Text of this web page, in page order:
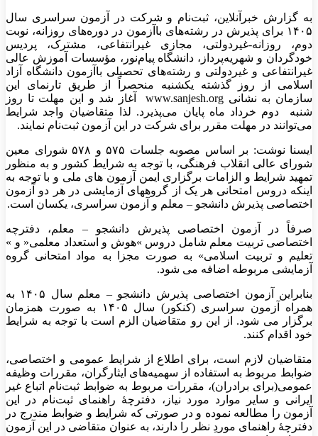
به گزارش خبرآنلاین، ثبت‌نام‌ و شرکت‌ در آزمون‌ سراسری‌ سال
۱۴۰۵ برای‌ پذیرش در رشته‌های باآزمون در دوره‌های‌ روزانه، نوبت
‌دوم، روزانه-غیردولتی، مجازی غیرانتفاعی، مشترک، پردیس
خودگردان و شهریه‌پرداز، دانشگاه‌ پیام‌نور، مؤسسات‌ آموزش‌ عالی‌
غیرانتفاعی‌ و غیردولتی و رشته‌های تحصیلی باآزمون دانشگاه آزاد
اسلامی از روز گذشته یکشنبه منحصراً از طریق تارنمای این
سازمان به نشانی www.sanjesh.org آغاز شد و این مهلت تا روز
شنبه دوم خرداد ماه پایان می‌پذیرد. لذا متقاضیان واجد شرایط
می‌توانند در مهلت مقرر برای شرکت در این آزمون ثبت‌نام نمایند.
ایسنا نوشت: بر اساس مصوبه جلسات ۵۷۵ و ۵۷۸ شورای معین
شورای عالی انقلاب فرهنگی، با توجه به شرایط کشور و به منظور
تمهید شرایط و الزامات برگزاری ایمن آزمون های ملی و با توجه به
اینکه دروس امتحانی هر یک از گروههای آزمایشی در هر دو آزمون
اختصاصی پذیرش دانشجو – معلم و آزمون سراسری، یکسان است.
صرفاً در آزمون اختصاصی پذیرش دانشجو – معلم، دفترچه
اختصاصی تربیت معلم شامل دروس »هوش و استعداد معلمی« و »
تعلیم و تربیت اسلامی» به صورت مجزا به مواد امتحانی گروه
آزمایشی مربوطه اضافه می شود.
بنابراین آزمون اختصاصی پذیرش دانشجو – معلم سال ۱۴۰۵ به
همراه آزمون سراسری (کنکور) سال ۱۴۰۵ به صورت همزمان
برگزار می شود. از این رو متقاضیان الزم است با توجه به شرایط
خود اقدام کنند.
متقاضیان لازم است، برای اطلاع از شرایط عمومی و اختصاصی،
ضوابط مربوط به استفاده از سهمیه‌های ایثارگران، مقررات وظیفه
عمومی(برای برادران)، مقررات مربوط به ضوابط ثبت‌نام اتباع غیر
ایرانی و سایر موارد مورد نیاز، دفترچۀ راهنمای ثبت‌نام در این
آزمون را مطالعه نموده و در صورتی که شرایط و ضوابط مندرج در
دفترچۀ راهنمای موردِ نظر را دارند، به عنوان متقاضی در این آزمون